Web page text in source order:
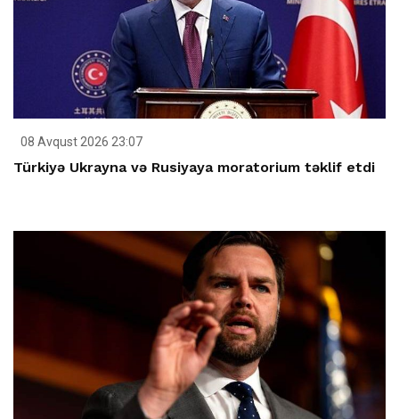
08 Avqust 2026 23:07
Türkiyə Ukrayna və Rusiyaya moratorium təklif etdi